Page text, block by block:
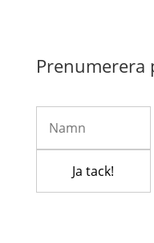
Prenumerera